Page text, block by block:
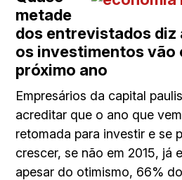
metade
dos entrevistados diz
os investimentos vão
próximo ano
Empresários da capital
acreditar que o ano que
retomada para investir e se
crescer, se não em 2015, já
apesar do otimismo, 66%